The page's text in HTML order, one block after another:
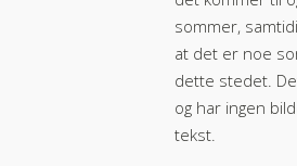
sommer,
at det er noe
dette stedet.
og har ingen
tekst.